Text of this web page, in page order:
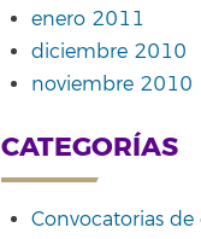
enero 2011
diciembre 2010
noviembre 2010
CATEGORÍAS
Convocatorias